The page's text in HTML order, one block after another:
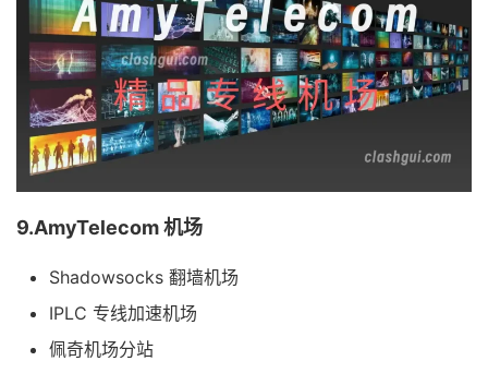
9.AmyTelecom 机场
Shadowsocks 翻墙机场
IPLC 专线加速机场
佩奇机场分站